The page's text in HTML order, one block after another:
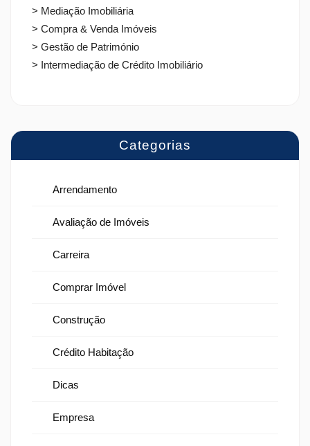
> Mediação Imobiliária
> Compra & Venda Imóveis
> Gestão de Património
> Intermediação de Crédito Imobiliário
Categorias
Arrendamento
Avaliação de Imóveis
Carreira
Comprar Imóvel
Construção
Crédito Habitação
Dicas
Empresa